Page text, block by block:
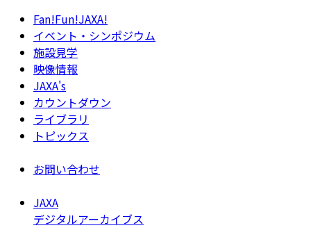
Fan!Fun!JAXA!
イベント・シンポジウム
施設見学
映像情報
JAXA's
カウントダウン
ライブラリ
トピックス
お問い合わせ
JAXA
デジタルアーカイブス